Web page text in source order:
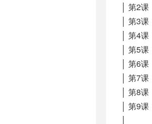
│ 第2
│ 第3
│ 第4
│ 第5
│ 第6
│ 第7
│ 第8
│ 第9